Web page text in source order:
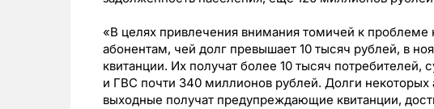
«В целях привлечения внимания томичей к проблеме
абонентам, чей долг превышает 10 тысяч рублей, в
квитанции. Их получат более 10 тысяч
и ГВС почти 340 миллионов рублей. Долги некоторых
выходные получат предупреждающие квитанции,